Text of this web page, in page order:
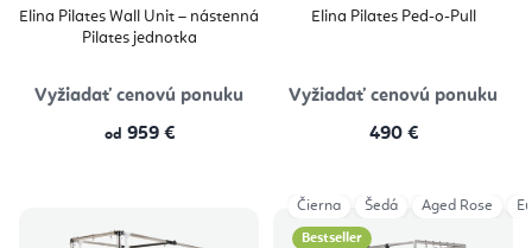
Elina Pilates Wall Unit – nástenná
Pilates jednotka
Vyžiadať cenovú ponuku
od 959 €
Elina Pilates Ped-o-Pull
Vyžiadať cenovú ponuku
490 €
Bestseller
Čierna Šedá Aged Rose